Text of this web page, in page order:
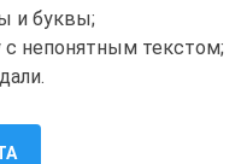
и буквы;
с непонятным текстом;